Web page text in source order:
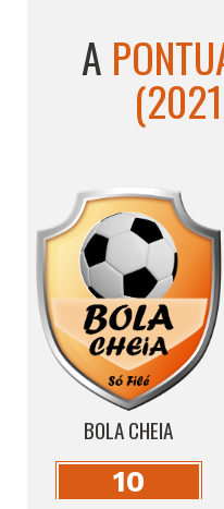
A
BOLA CHEIA
10